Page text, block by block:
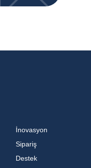
İnovasyon
Sipariş
Destek